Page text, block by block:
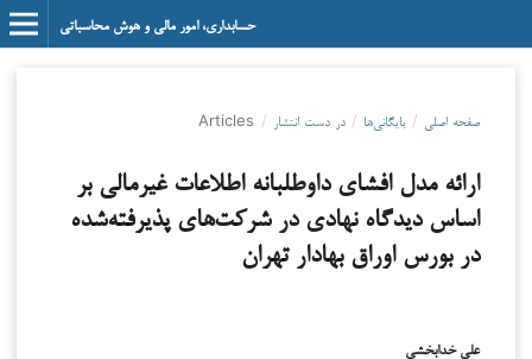
حسابداری، امور مالی و هوش محاسباتی
صفحه اصلی / بایگانی‌ها / در دست انتشار /
Articles
ارائه مدل افشای داوطلبانه اطلاعات غیرمالی بر
اساس دیدگاه نهادی در شرکت‌های پذیرفته‌شده
در بورس اوراق بهادار تهران
علی خدابخشی